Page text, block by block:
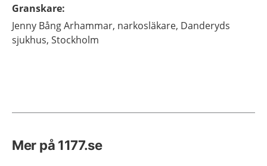
Granskare:
Jenny Bång Arhammar, narkosläkare, Danderyds
sjukhus, Stockholm
Mer på 1177.se